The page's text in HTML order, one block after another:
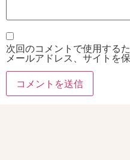
次回のコメントで使用する
メールアドレス、サイトを保